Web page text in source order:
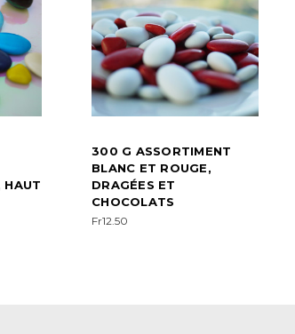
HAUT
300 G ASSORTIMENT
BLANC ET ROUGE,
DRAGÉES ET
CHOCOLATS
Fr12.50